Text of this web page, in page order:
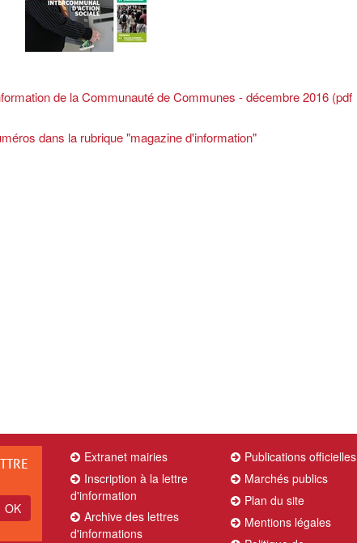
de la Communauté de Communes - décembre 2016 (pdf
dans la rubrique "magazine d'information"
Extranet mairies
Inscription à la lettre
d'information
Archive des lettres
d'informations
Publications officielles
Marchés publics
Plan du site
Mentions légales